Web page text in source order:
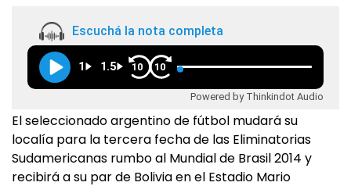
Escuchá la nota completa
1 1.5 10 10
Powered by Thinkindot Audio
El seleccionado argentino de fútbol mudará su
localía para la tercera fecha de las Eliminatorias
Sudamericanas rumbo al Mundial de Brasil 2014 y
recibirá a su par de Bolivia en el Estadio Mario